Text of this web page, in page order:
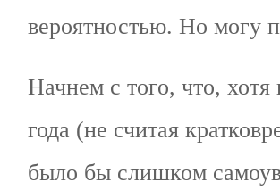
вероятностью. Но могу
Начнем с того, что,
года (не считая
было бы слишком